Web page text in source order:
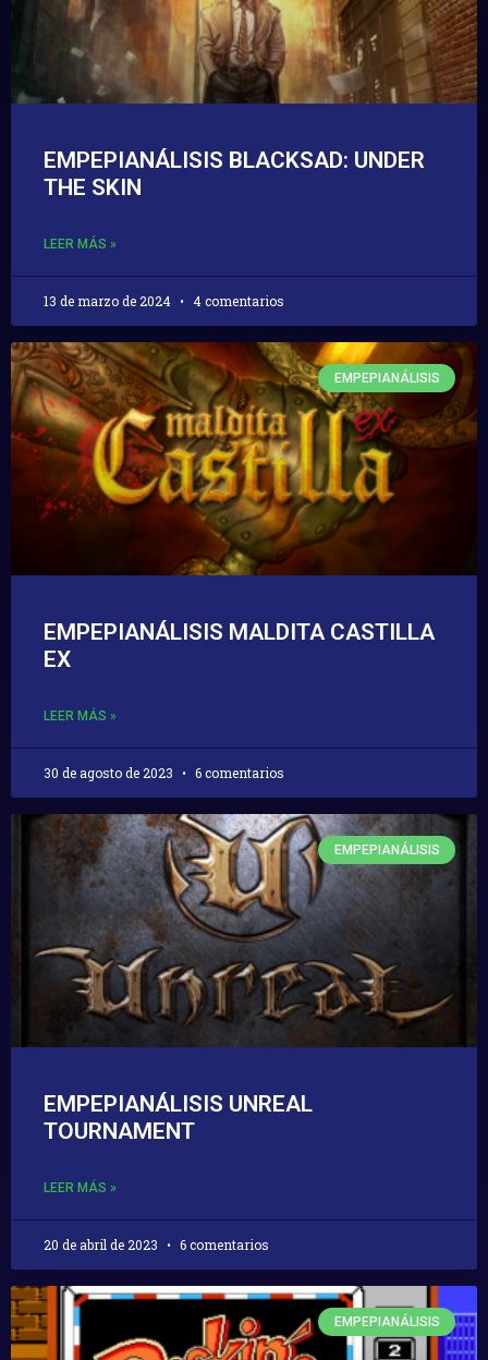
EMPEPIANÁLISIS BLACKSAD: UNDER
THE SKIN
LEER MÁS »
13 de marzo de 2024 4 comentarios
EMPEPIANÁLISIS
EMPEPIANÁLISIS MALDITA CASTILLA
EX
LEER MÁS »
30 de agosto de 2023 6 comentarios
EMPEPIANÁLISIS
EMPEPIANÁLISIS UNREAL
TOURNAMENT
LEER MÁS »
20 de abril de 2023 6 comentarios
EMPEPIANÁLISIS